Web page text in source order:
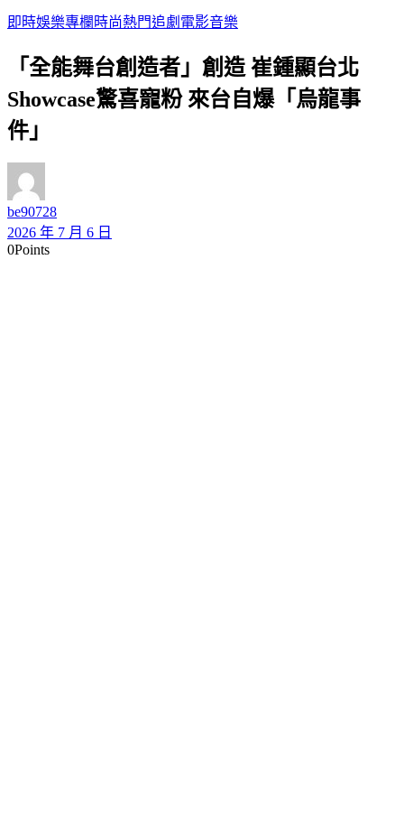
即時娛樂專欄 時尚熱門追劇 電影音樂
「全能舞台創造者」創造 崔鍾顯台北
Showcase驚喜寵粉 來台自爆「烏龍事
件」
be90728
2026 年 7 月 6 日
0Points